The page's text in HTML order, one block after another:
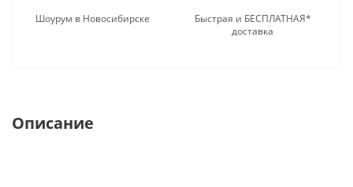
Шоурум в Новосибирске
Быстрая и БЕСПЛАТНАЯ*
доставка
Описание